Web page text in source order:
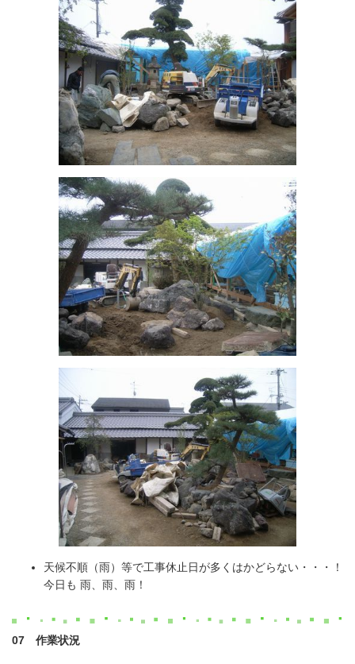
天候不順（雨）等で工事休止日が多くはかどらない・・・！
今日も 雨、雨、雨！
07 作業状況